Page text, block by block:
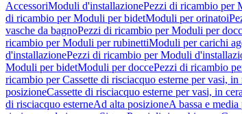
AccessoriModuli d'installazionePezzi di ricambio per
di ricambio per Moduli per bidetModuli per orinatoi
vasche da bagnoPezzi di ricambio per Moduli per
ricambio per Moduli per rubinettiModuli per carichi
d'installazionePezzi di ricambio per Moduli
Moduli per bidetModuli per doccePezzi di ricambio
ricambio per Cassette di risciacquo esterne per vasi,
posizioneCassette di risciacquo esterne per vasi, in
di risciacquo esterneAd alta posizioneA bassa e